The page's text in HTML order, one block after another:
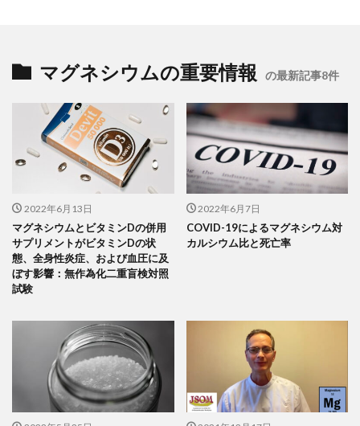
マグネシウムの重要情報 の最新記事8件
2022年6月13日
マグネシウムとビタミンDの併用
サプリメントがビタミンDの状
態、全身性炎症、および血圧に及
ぼす影響：無作為化二重盲検対照
試験
2022年6月7日
COVID-19によるマグネシウム対
カルシウム比と死亡率